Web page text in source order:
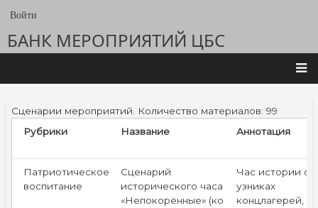
основному
содержанию
User
account
menu
Войти
БАНК МЕРОПРИЯТИЙ ЦБС
navigation
Сценарии мероприятий. Количество материалов: 99
Рубрики
Название Аннотация
Патриотическое
воспитание
Сценарий
исторического часа
«Непокорённые» (ко
Час истории об
узниках
концлагерей,